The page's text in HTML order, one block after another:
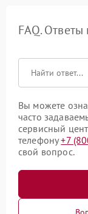
FAQ.
Вы можете
часто
сервисный
телефону+7
свой вопрос.